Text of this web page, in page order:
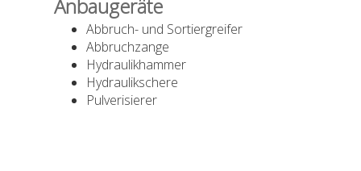
Anbaugeräte
Abbruch- und Sortiergreifer
Abbruchzange
Hydraulikhammer
Hydraulikschere
Pulverisierer